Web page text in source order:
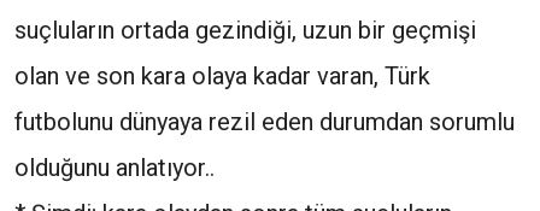
suçluların ortada gezindiği, uzun bir geçmişi
olan ve son kara olaya kadar varan, Türk
futbolunu dünyaya rezil eden durumdan sorumlu
olduğunu anlatıyor..